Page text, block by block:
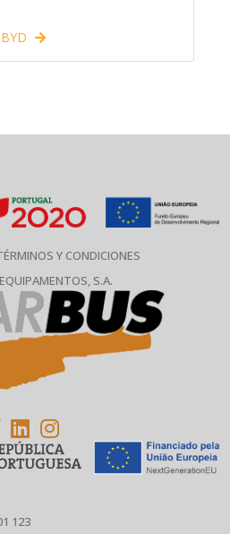
Y CONDICIONES
S.A.
123